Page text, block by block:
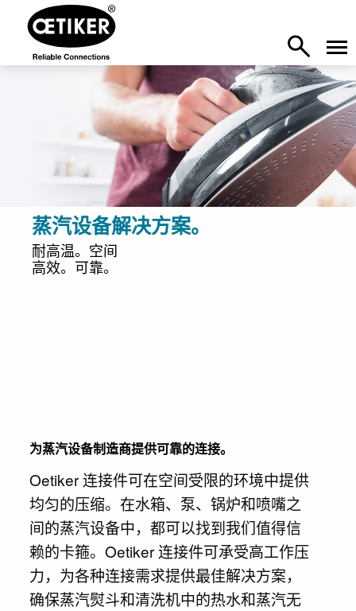
蒸汽设备解决方案。
耐高温。空间
高效。可靠。
为蒸汽设备制造商提供可靠的连接。
Oetiker 连接件可在空间受限的环境中提供
均匀的压缩。在水箱、泵、锅炉和喷嘴之
间的蒸汽设备中，都可以找到我们值得信
赖的卡箍。Oetiker 连接件可承受高工作压
力，为各种连接需求提供最佳解决方案，
确保蒸汽熨斗和清洗机中的热水和蒸汽无